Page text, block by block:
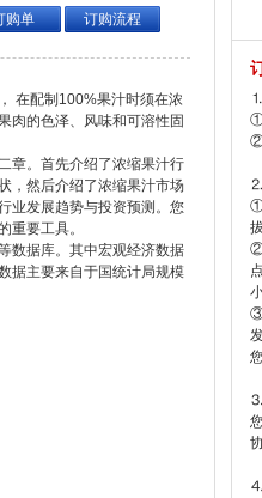
购单 订购流程
在配制100%果汁时须在浓
肉的色泽、风味和可溶性固
章。首先介绍了浓缩果汁行
，然后介绍了浓缩果汁市场
业发展趋势与投资预测。您
重要工具。
数据库。其中宏观经济数据
据主要来自于国统计局规模
①
②
①
②
③